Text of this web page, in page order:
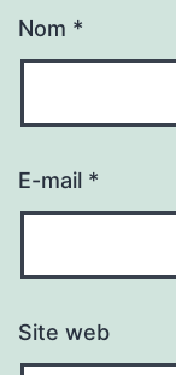
Nom *
E-mail *
Site web